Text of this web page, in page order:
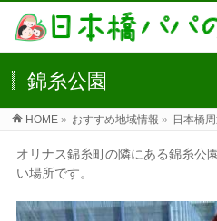
錦糸公園
HOME » おすすめ地域情報 » 日本橋
オリナス錦糸町の隣にある錦糸公
い場所です。